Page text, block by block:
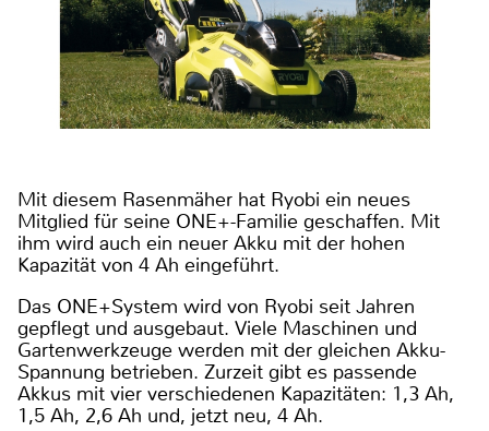
Mit diesem Rasenmäher hat Ryobi ein neues
Mitglied für seine ONE+-Familie geschaffen. Mit
ihm wird auch ein neuer Akku mit der hohen
Kapazität von 4 Ah eingeführt.
Das ONE+System wird von Ryobi seit Jahren
gepflegt und ausgebaut. Viele Maschinen und
Gartenwerkzeuge werden mit der gleichen Akku-
Spannung betrieben. Zurzeit gibt es passende
Akkus mit vier verschiedenen Kapazitäten: 1,3 Ah,
1,5 Ah, 2,6 Ah und, jetzt neu, 4 Ah.